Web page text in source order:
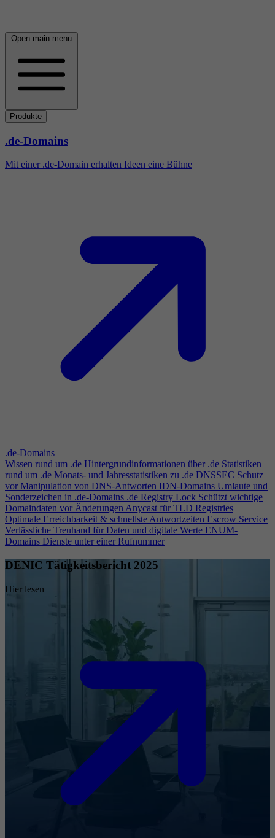
Open main menu
Produkte
.de-Domains
Mit einer .de-Domain erhalten Ideen eine Bühne
.de-Domains
Wissen rund um .de Hintergrundinformationen über .de Statistiken
rund um .de Monats- und Jahresstatistiken zu .de DNSSEC Schutz
vor Manipulation von DNS-Antworten IDN-Domains Umlaute und
Sonderzeichen in .de-Domains .de Registry Lock Schützt wichtige
Domaindaten vor ÄnderungenAnycast für TLD Registries
Optimale Erreichbarkeit & schnellste Antwortzeiten Escrow Service
Verlässliche Treuhand für Daten und digitale Werte ENUM-
Domains Dienste unter einer Rufnummer
DENIC Tätigkeitsbericht 2025
Hier lesen